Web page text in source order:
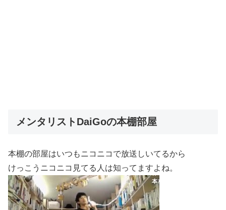
メンタリストDaiGoの本棚部屋
本棚の部屋はいつもニコニコで放送しいてるから
けっこうニコニコ見てる人は知ってますよね。